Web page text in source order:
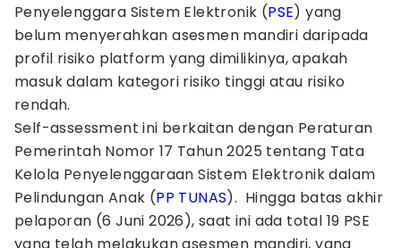
Penyelenggara Sistem Elektronik (PSE) yang
belum menyerahkan asesmen mandiri daripada
profil risiko platform yang dimilikinya, apakah
masuk dalam kategori risiko tinggi atau risiko
rendah.
Self-assessment ini berkaitan dengan Peraturan
Pemerintah Nomor 17 Tahun 2025 tentang Tata
Kelola Penyelenggaraan Sistem Elektronik dalam
Pelindungan Anak (PP TUNAS). Hingga batas akhir
pelaporan (6 Juni 2026), saat ini ada total 19 PSE